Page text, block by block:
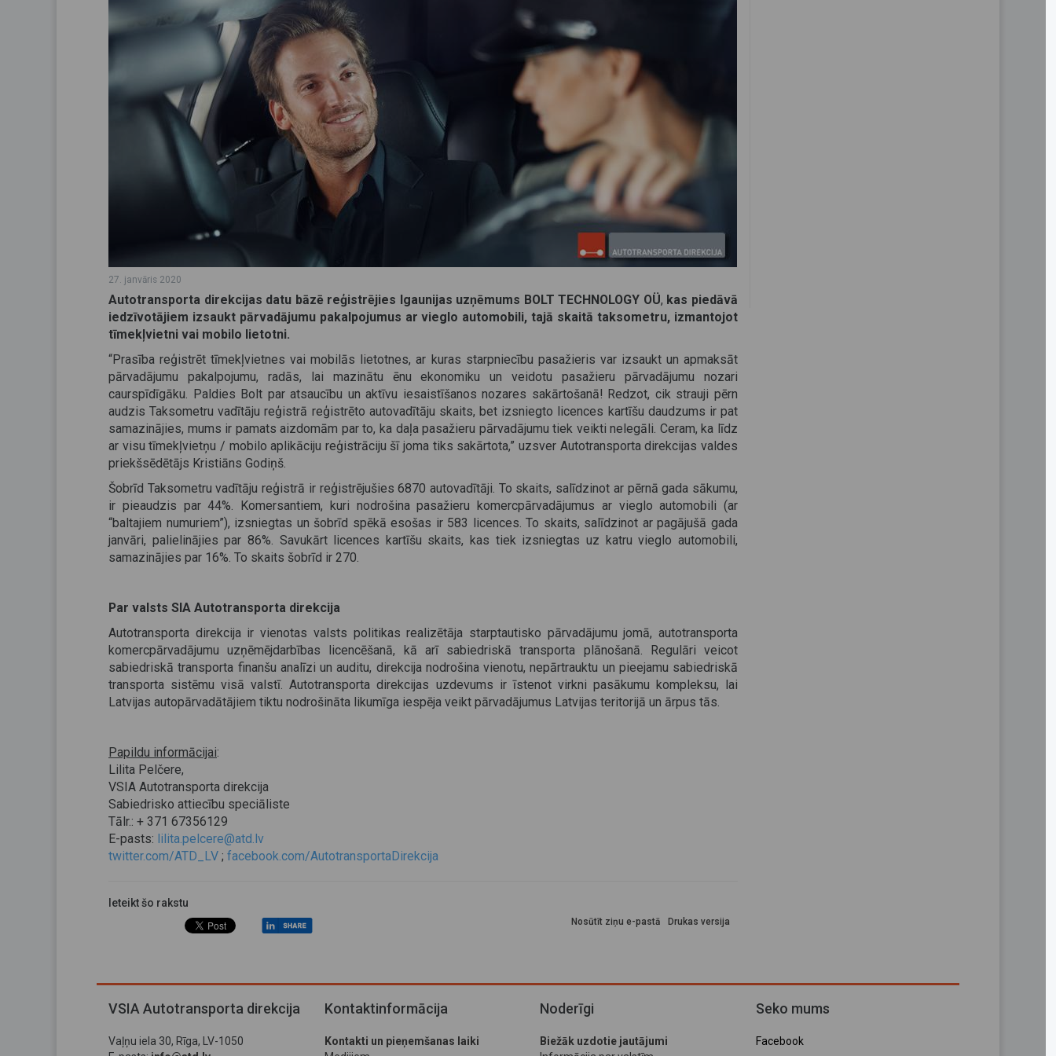
27. janvāris 2020
Autotransporta direkcijas datu bāzē reģistrējies Igaunijas uzņēmums BOLT TECHNOLOGY OÜ, kas piedāvā
iedzīvotājiem izsaukt pārvadājumu pakalpojumus ar vieglo automobili, tajā skaitā taksometru, izmantojot
tīmekļvietni vai mobilo lietotni.
“Prasība reģistrēt tīmekļvietnes vai mobilās lietotnes, ar kuras starpniecību pasažieris var izsaukt un apmaksāt
pārvadājumu pakalpojumu, radās, lai mazinātu ēnu ekonomiku un veidotu pasažieru pārvadājumu nozari
caurspīdīgāku. Paldies Bolt par atsaucību un aktīvu iesaistīšanos nozares sakārtošanā! Redzot, cik strauji pērn
audzis Taksometru vadītāju reģistrā reģistrēto autovadītāju skaits, bet izsniegto licences kartīšu daudzums ir pat
samazinājies, mums ir pamats aizdomām par to, ka daļa pasažieru pārvadājumu tiek veikti nelegāli. Ceram, ka līdz
ar visu tīmekļvietņu / mobilo aplikāciju reģistrāciju šī joma tiks sakārtota,” uzsver Autotransporta direkcijas valdes
priekšsēdētājs Kristiāns Godiņš.
Šobrīd Taksometru vadītāju reģistrā ir reģistrējušies 6870 autovadītāji. To skaits, salīdzinot ar pērnā gada sākumu,
ir pieaudzis par 44%. Komersantiem, kuri nodrošina pasažieru komercpārvadājumus ar vieglo automobili (ar
“baltajiem numuriem”), izsniegtas un šobrīd spēkā esošas ir 583 licences. To skaits, salīdzinot ar pagājušā gada
janvāri, palielinājies par 86%. Savukārt licences kartīšu skaits, kas tiek izsniegtas uz katru vieglo automobili,
samazinājies par 16%. To skaits šobrīd ir 270.
Par valsts SIA Autotransporta direkcija
Autotransporta direkcija ir vienotas valsts politikas realizētāja starptautisko pārvadājumu jomā, autotransporta
komercpārvadājumu uzņēmējdarbības licencēšanā, kā arī sabiedriskā transporta plānošanā. Regulāri veicot
sabiedriskā transporta finanšu analīzi un auditu, direkcija nodrošina vienotu, nepārtrauktu un pieejamu sabiedriskā
transporta sistēmu visā valstī. Autotransporta direkcijas uzdevums ir īstenot virkni pasākumu kompleksu, lai
Latvijas autopārvadātājiem tiktu nodrošināta likumīga iespēja veikt pārvadājumus Latvijas teritorijā un ārpus tās.
Papildu informācijai:
Lilita Pelčere,
VSIA Autotransporta direkcija
Sabiedrisko attiecību speciāliste
Tālr.: + 371 67356129
E-pasts: lilita.pelcere@atd.lv
twitter.com/ATD_LV ; facebook.com/AutotransportaDirekcija
Ieteikt šo rakstu
Drukas versija
Nosūtīt ziņu e-pastā
VSIA Autotransporta direkcija
Vaļņu iela 30, Rīga, LV-1050
Kontaktinformācija
Kontakti un pieņemšanas laiki
Noderīgi
Biežāk uzdotie jautājumi
Seko mums
Facebook